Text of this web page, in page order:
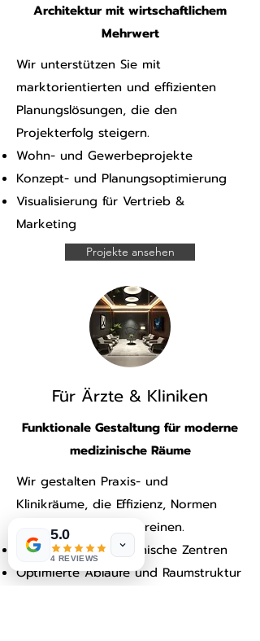
Architektur mit wirtschaftlichem
Mehrwert
Wir unterstützen Sie mit
marktorientierten und effizienten
Planungslösungen, die den
Projekterfolg steigern.
Wohn- und Gewerbeprojekte
Konzept- und Planungsoptimierung
Visualisierung für Vertrieb &
Marketing
Projekte ansehen
Für Ärzte & Kliniken
Funktionale Gestaltung für moderne
medizinische Räume
Wir gestalten Praxis- und
Klinikräume, die Effizienz, Normen
und Wohlbefinden vereinen.
Arztpraxen & medizinische Zentren
Optimierte Abläufe und Raumstruktur
5.0
4 REVIEWS